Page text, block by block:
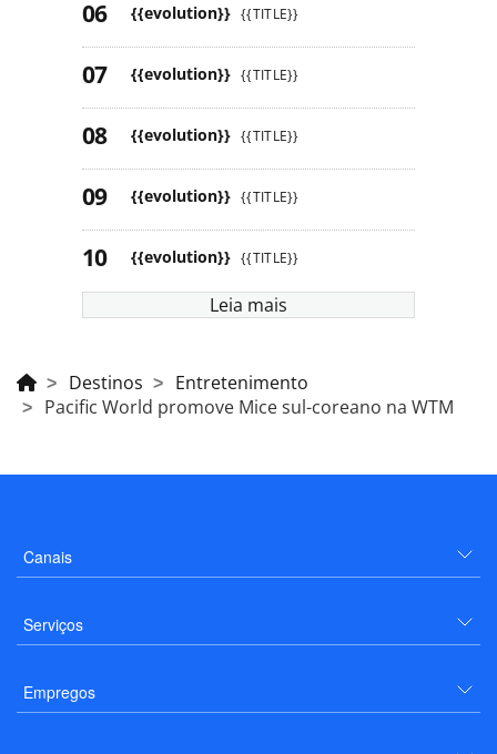
{{evolution}} {{TITLE}}
{{evolution}} {{TITLE}}
{{evolution}} {{TITLE}}
{{evolution}} {{TITLE}}
{{evolution}} {{TITLE}}
Leia mais
Destinos
Entretenimento
Pacific World promove Mice sul-coreano na WTM
Canais
Serviços
Empregos